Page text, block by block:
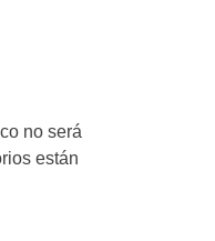
no será
están